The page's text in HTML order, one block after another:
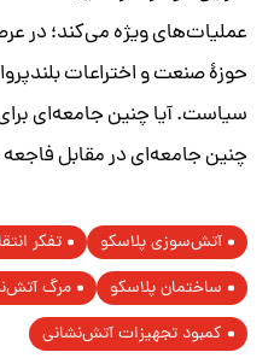
عملیات‌های ویژه می‌کند؛ در
حوزۀ صنعت و اختراعات
سیاست. آیا چنین جامعه‌ای
چنین جامعه‌ای در مقابل
آتش‌سوزی پلاسکو تفکر
ساختمان پلاسکو
مرگ
کمبود تجهیزات آتش‌نشانی